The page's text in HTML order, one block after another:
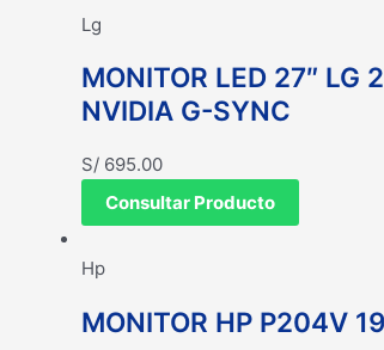
Lg
MONITOR LED 27″ LG
NVIDIA G-SYNC
S/ 695.00
Consultar Producto
Hp
MONITOR HP P204V